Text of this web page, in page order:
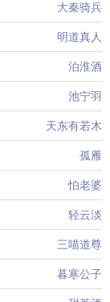
大秦骑兵
明道真人
泊淮酒
池宁羽
天东有若木
孤雁
怕老婆
轻云淡
三喵道尊
暮寒公子